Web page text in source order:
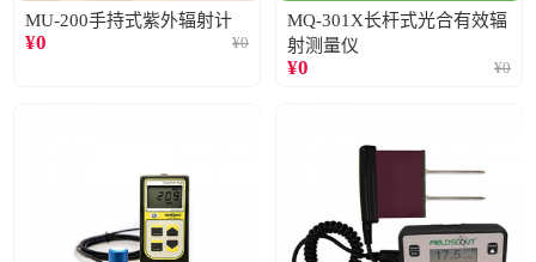
MU-200手持式紫外辐射计
¥0 ¥0
MQ-301X长杆式光合有效辐
射测量仪
¥0 ¥0